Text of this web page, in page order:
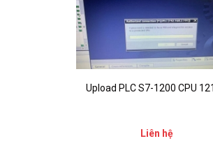
Upload PLC S7-1200 CPU
Liên hệ